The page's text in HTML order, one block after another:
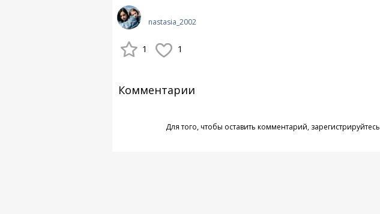
nastasia_2002
1 1
Комментарии
Для того, чтобы оставить комментарий, зарегистрируйтесь